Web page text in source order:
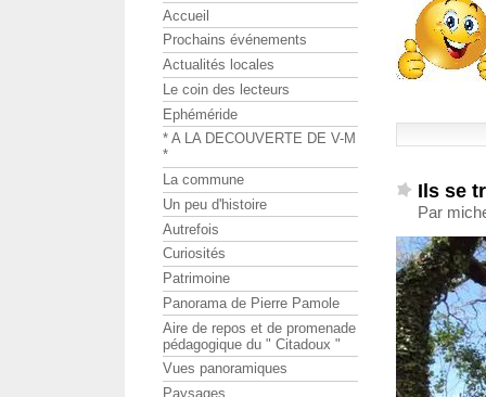
Ils se
Par
Accueil
Prochains événements
Actualités locales
Le coin des lecteurs
Ephéméride
* A LA DECOUVERTE DE V-M
*
La commune
Un peu d'histoire
Autrefois
Curiosités
Patrimoine
Panorama de Pierre Pamole
Aire de repos et de promenade
pédagogique du " Citadoux "
Vues panoramiques
Paysages